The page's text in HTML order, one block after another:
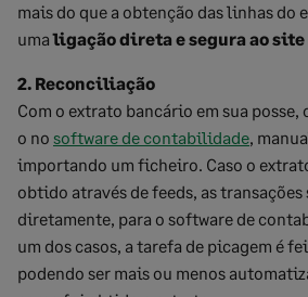
mais do que a obtenção das linhas do
umaligação direta e segura ao site
2. Reconciliação
Com o extrato bancário em sua
o no software de contabilidade,
importando um ficheiro. Caso o
obtido através de feeds, as
diretamente, para o software de
um dos casos, a tarefa de picagem é
podendo ser mais ou menos